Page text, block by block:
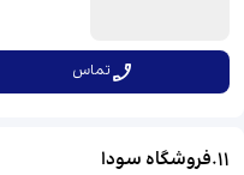
تماس
11
.فروشگاه سودا